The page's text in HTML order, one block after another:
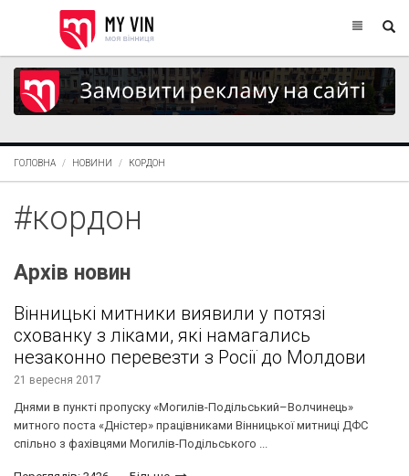
ГОЛОВНА НОВИНИ КОРДОН
#кордон
Архів новин
Вінницькі митники виявили у потязі
схованку з ліками, які намагались
незаконно перевезти з Росії до Молдови
21 вересня 2017
Днями в пункті пропуску «Могилів-Подільський–Волчинець»
митного поста «Дністер» працівниками Вінницької митниці ДФС
спільно з фахівцями Могилів-Подільського ...